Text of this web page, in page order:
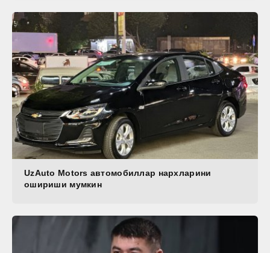
UzAuto Motors автомобиллар нархларини
ошириши мумкин